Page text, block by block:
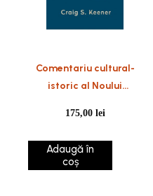
Comentariu cultural-
istoric al Noului
175,00 lei
Adaugă în
coș